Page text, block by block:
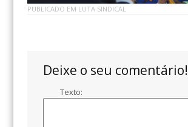
PUBLICADO EM LUTA SINDICAL
Deixe o seu comentário!
Texto: